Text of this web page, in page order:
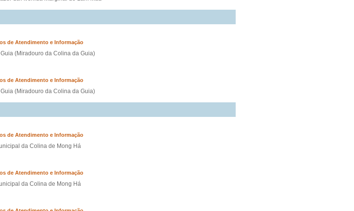
de Atendimento e Informação
(Miradouro da Colina da Guia)
de Atendimento e Informação
(Miradouro da Colina da Guia)
de Atendimento e Informação
da Colina de Mong Há
de Atendimento e Informação
da Colina de Mong Há